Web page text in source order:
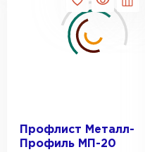
Профлист Металл-
Профиль МП-20
Ондулин